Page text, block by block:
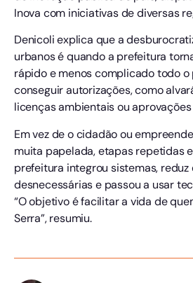
Inova com iniciativas de diversas
Denicoli explica que a
urbanos é quando a prefeitura
rápido e menos complicado todo o
conseguir autorizações, como
licenças ambientais ou
Em vez de o cidadão ou
muita papelada, etapas repetidas
prefeitura integrou sistemas, reduz
desnecessárias e passou a usar
“O objetivo é facilitar a vida de
Serra”, resumiu.